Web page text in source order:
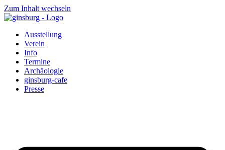
Zum Inhalt wechseln
Ausstellung
Verein
Info
Termine
Archäologie
ginsburg-cafe
Presse